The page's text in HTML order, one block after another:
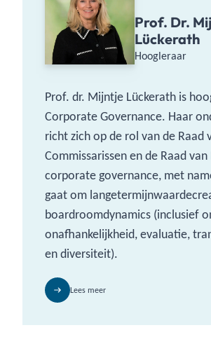
Prof. Dr.
Lückerath
Hoogleraar
Prof. dr. Mijntje Lückerath is
Corporate Governance. Haar
richt zich op de rol van de Raad
Commissarissen en de Raad
corporate governance, met
gaat om
boardroomdynamics (inclusief
onafhankelijkheid, evaluatie,
en diversiteit).
Lees meer